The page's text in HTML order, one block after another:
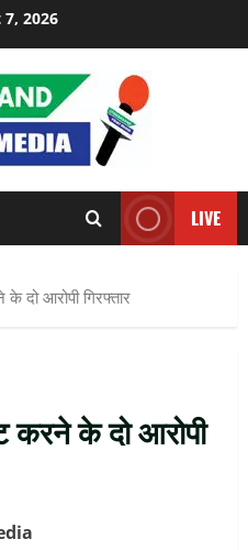
2026
LIVE
दो आरोपी गिरफ्तार
करने के दो आरोपी